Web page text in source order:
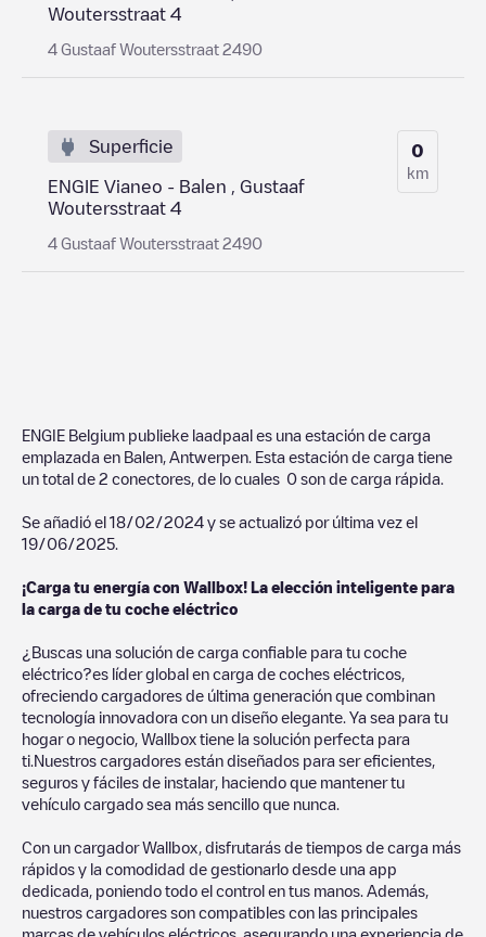
Woutersstraat 4
4 Gustaaf Woutersstraat 2490
Superficie
ENGIE Vianeo - Balen , Gustaaf
Woutersstraat 4
4 Gustaaf Woutersstraat 2490
0
km
ENGIE Belgium publieke laadpaal es una estación de carga
emplazada en Balen Antwerpen . Esta estación de carga tiene
un total de 2 conectores, de lo cuales 0 son de carga rápida.
Se añadió el 18/02/2024 y se actualizó por última vez el
19/06/2025
¡Carga tu energía con Wallbox! La elección inteligente para
la carga de tu coche eléctrico
¿Buscas una solución de carga confiable para tu coche
eléctrico?es líder global en carga de coches eléctricos,
ofreciendo cargadores de última generación que combinan
tecnología innovadora con un diseño elegante. Ya sea para tu
hogar o negocio, Wallbox tiene la solución perfecta para
ti.Nuestros cargadores están diseñados para ser eficientes,
seguros y fáciles de instalar, haciendo que mantener tu
vehículo cargado sea más sencillo que nunca.
Con un cargador Wallbox, disfrutarás de tiempos de carga más
rápidos y la comodidad de gestionarlo desde una app
dedicada, poniendo todo el control en tus manos. Además,
nuestros cargadores son compatibles con las principales
marcas de vehículos eléctricos, asegurando una experiencia de